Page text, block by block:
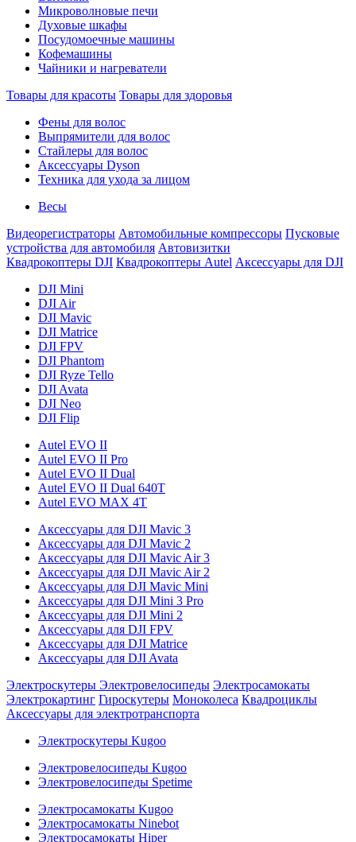
Микроволновые печи
Духовые шкафы
Посудомоечные машины
Кофемашины
Чайники и нагреватели
Товары для красоты Товары для здоровья
Фены для волос
Выпрямители для волос
Стайлеры для волос
Аксессуары Dyson
Техника для ухода за лицом
Весы
Видеорегистраторы Автомобильные компрессоры Пусковые
устройства для автомобиля Автовизитки
Квадрокоптеры DJI Квадрокоптеры Autel Аксессуары для DJI
DJI Mini
DJI Air
DJI Mavic
DJI Matrice
DJI FPV
DJI Phantom
DJI Ryze Tello
DJI Avata
DJI Neo
DJI Flip
Autel EVO II
Autel EVO II Pro
Autel EVO II Dual
Autel EVO II Dual 640T
Autel EVO MAX 4T
Аксессуары для DJI Mavic 3
Аксессуары для DJI Mavic 2
Аксессуары для DJI Mavic Air 3
Аксессуары для DJI Mavic Air 2
Аксессуары для DJI Mavic Mini
Аксессуары для DJI Mini 3 Pro
Аксессуары для DJI Mini 2
Аксессуары для DJI FPV
Аксессуары для DJI Matrice
Аксессуары для DJI Avata
Электроскутеры Электровелосипеды Электросамокаты
Электрокартинг Гироскутеры Моноколеса Квадроциклы
Аксессуары для электротранспорта
Электроскутеры Kugoo
Электровелосипеды Kugoo
Электровелосипеды Spetime
Электросамокаты Kugoo
Электросамокаты Ninebot
Электросамокаты Hiper